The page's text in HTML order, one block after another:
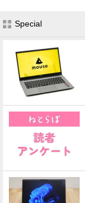
Special